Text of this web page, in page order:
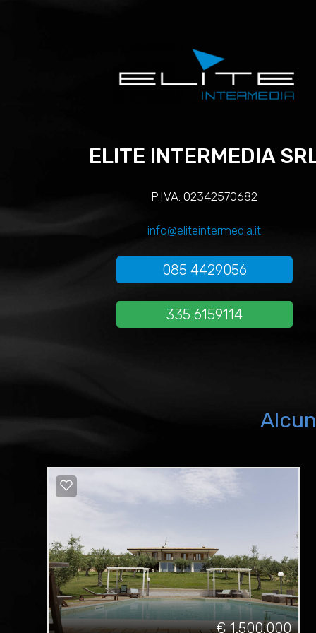
ELITE INTERMEDIA
P.IVA: 02342570682
info@eliteintermedia.it
085 4429056
335 6159114
€ 1.500.000